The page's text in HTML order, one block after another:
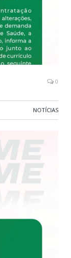
0
NOTÍCIAS